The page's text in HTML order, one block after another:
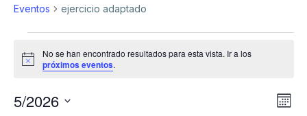
Eventos ejercicio adaptado
Aviso
No se han encontrado resultados para esta vista. Ir a los
próximos eventos.
Mes
5/2026